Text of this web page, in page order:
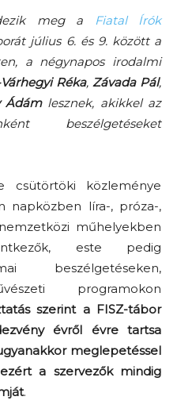
meg a Fiatal Írók
július 6. és 9. között a
a négynapos irodalmi
Réka, Závada Pál,
Ádámlesznek, akikkel az
beszélgetéseket
csütörtöki közleménye
napközben líra-, próza-,
műhelyekben
este pedig
beszélgetéseken,
programokon
szerint a FISZ-tábor
évről évre tartsa
meglepetéssel
a szervezők mindig
.